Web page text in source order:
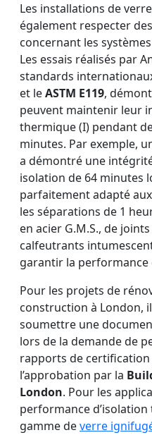
Les installations de
également respecter
concernant les
Les essais réalisés par
standards
et leASTM E119,
peuvent maintenir leur
thermique (I) pendant
minutes. Par exemple,
a démontré une
isolation de 64 minutes
parfaitement adapté
les séparations de 1
en acier G.M.S., de
calfeutrants
garantir la performance
Pour les projets de
construction à London,
soumettre une
lors de la demande de
rapports de
l’approbation par la
London. Pour les
performance
gamme deverre